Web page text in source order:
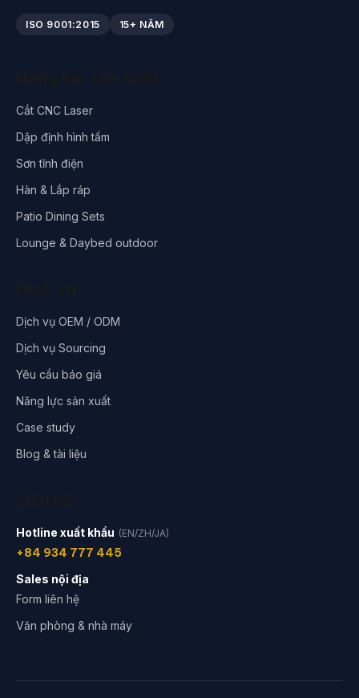
ISO 9001:2015 15+ NĂM
Cắt CNC Laser
Dập định hình tấm
Sơn tĩnh điện
Hàn & Lắp ráp
Patio Dining Sets
Lounge & Daybed outdoor
Dịch vụ OEM / ODM
Dịch vụ Sourcing
Yêu cầu báo giá
Năng lực sản xuất
Case study
Blog & tài liệu
Hotline xuất khẩu (EN/ZH/JA)
+84 934 777 445
Sales nội địa
Form liên hệ
Văn phòng & nhà máy